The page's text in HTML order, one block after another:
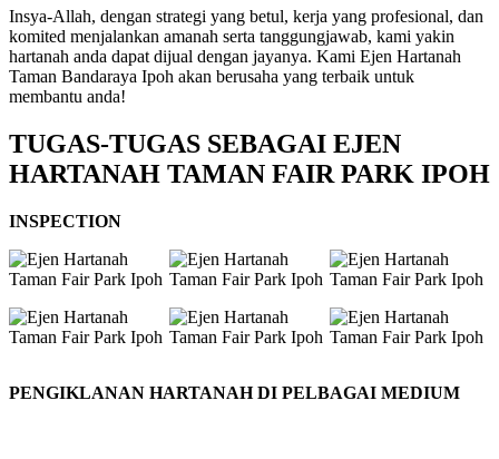
Insya-Allah, dengan strategi yang betul, kerja yang profesional, dan
komited menjalankan amanah serta tanggungjawab, kami yakin
hartanah anda dapat dijual dengan jayanya. Kami Ejen Hartanah
Taman Bandaraya Ipoh akan berusaha yang terbaik untuk
membantu anda!
TUGAS-TUGAS SEBAGAI EJEN
HARTANAH TAMAN FAIR PARK IPOH
INSPECTION
PENGIKLANAN HARTANAH DI PELBAGAI MEDIUM